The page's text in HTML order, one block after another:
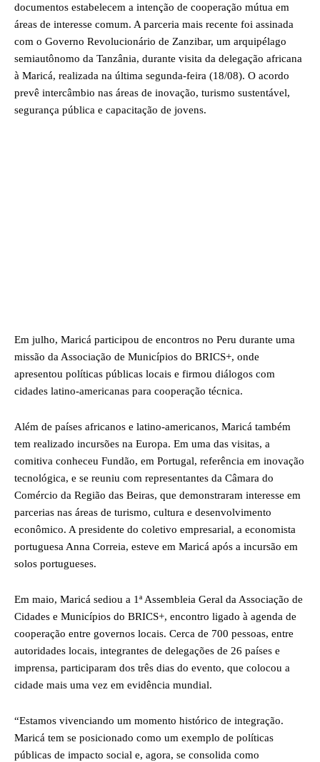
documentos estabelecem a intenção de cooperação mútua em
áreas de interesse comum. A parceria mais recente foi assinada
com o Governo Revolucionário de Zanzibar, um arquipélago
semiautônomo da Tanzânia, durante visita da delegação africana
à Maricá, realizada na última segunda-feira (18/08). O acordo
prevê intercâmbio nas áreas de inovação, turismo sustentável,
segurança pública e capacitação de jovens.
Em julho, Maricá participou de encontros no Peru durante uma
missão da Associação de Municípios do BRICS+, onde
apresentou políticas públicas locais e firmou diálogos com
cidades latino-americanas para cooperação técnica.
Além de países africanos e latino-americanos, Maricá também
tem realizado incursões na Europa. Em uma das visitas, a
comitiva conheceu Fundão, em Portugal, referência em inovação
tecnológica, e se reuniu com representantes da Câmara do
Comércio da Região das Beiras, que demonstraram interesse em
parcerias nas áreas de turismo, cultura e desenvolvimento
econômico. A presidente do coletivo empresarial, a economista
portuguesa Anna Correia, esteve em Maricá após a incursão em
solos portugueses.
Em maio, Maricá sediou a 1ª Assembleia Geral da Associação de
Cidades e Municípios do BRICS+, encontro ligado à agenda de
cooperação entre governos locais. Cerca de 700 pessoas, entre
autoridades locais, integrantes de delegações de 26 países e
imprensa, participaram dos três dias do evento, que colocou a
cidade mais uma vez em evidência mundial.
“Estamos vivenciando um momento histórico de integração.
Maricá tem se posicionado como um exemplo de políticas
públicas de impacto social e, agora, se consolida como